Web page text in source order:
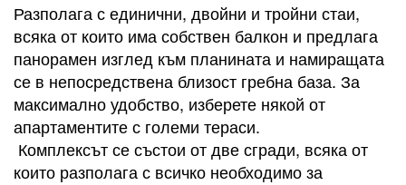
Разполага с единични, двойни и тройни стаи,
всяка от които има собствен балкон и предлага
панорамен изглед към планината и намиращата
се в непосредствена близост гребна база. За
максимално удобство, изберете някой от
апартаментите с големи тераси.
Комплексът се състои от две сгради, всяка от
които разполага с всичко необходимо за